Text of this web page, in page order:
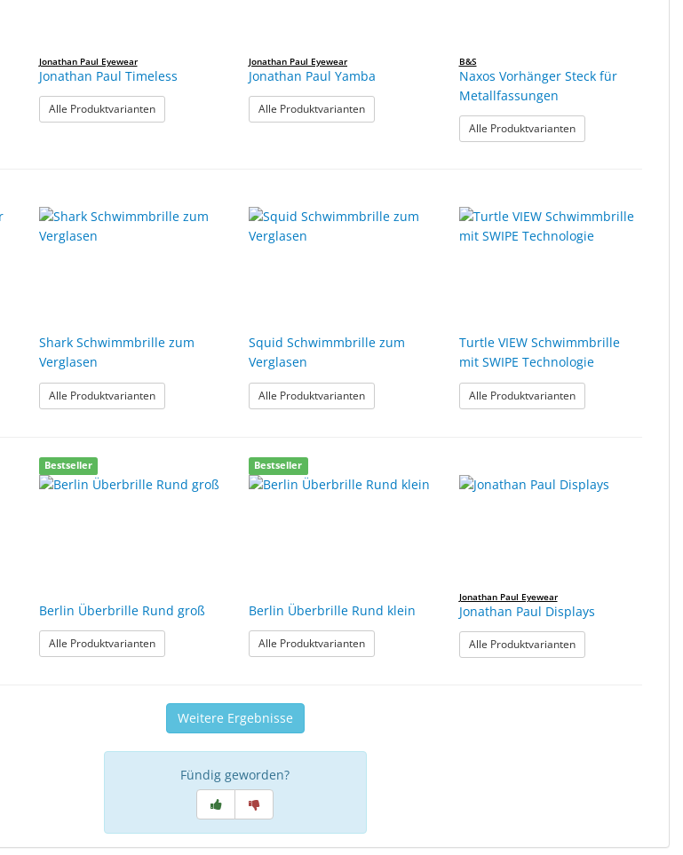
Orion
Jonathan Paul Eyewear
Jonathan Paul Timeless
Alle Produktvarianten: Jonathan Paul Timeless
Jonathan Paul Eyewear
Jonathan Paul Yamba
Alle Produktvarianten: Jonathan Paul Yamba
B&S
Naxos Vorhänger Steck für
Metallfassungen
Alle Produktvarianten: Naxos Vorhänger
Steck für Kunststofffassungen
Shark Schwimmbrille zum
Verglasen
Alle Produktvarianten: Shark Schwimmbrille zum Verglasen
Squid Schwimmbrille zum
Verglasen
Alle Produktvarianten: Squid Schwimmbrille zum Verglasen
Turtle VIEW Schwimmbrille
mit SWIPE Technologie
Alle Produktvarianten: Turtle VIEW
Aviator
Bestseller
Berlin Überbrille Rund groß
Alle Produktvarianten: Berlin Überbrille Rund groß
Bestseller
Berlin Überbrille Rund klein
Alle Produktvarianten: Berlin Überbrille Rund klein
Jonathan Paul Eyewear
Jonathan Paul Displays
Alle Produktvarianten: Jonathan Paul
Weitere Ergebnisse
Fündig geworden?